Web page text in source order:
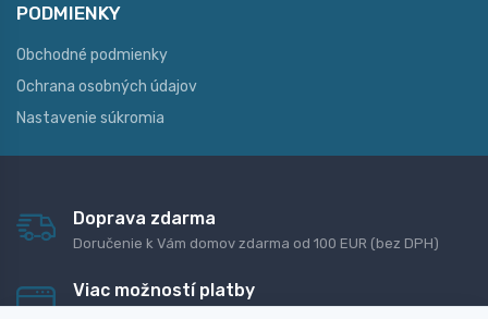
PODMIENKY
Obchodné podmienky
Ochrana osobných údajov
Nastavenie súkromia
Doprava zdarma
Doručenie k Vám domov zdarma od 100 EUR (bez DPH)
Viac možností platby